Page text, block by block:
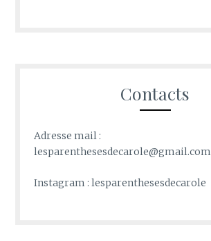
Contacts
Adresse mail :
lesparenthesesdecarole@gmail.com
Instagram : lesparenthesesdecarole